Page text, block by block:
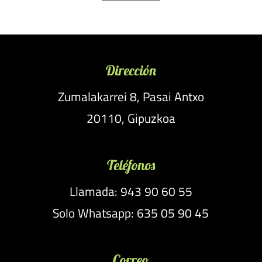
Dirección
Zumalakarrei 8, Pasai Antxo
20110, Gipuzkoa
Teléfonos
Llamada: 943 90 60 55
Solo Whatsapp: 635 05 90 45